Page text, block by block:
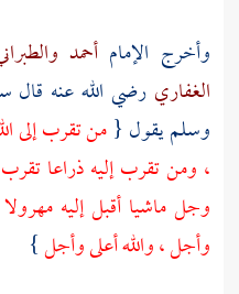
وأخرج الإمام أحمد
الغفاريرضي الله عنه قال
وسلم يقول {من تقرب إلى
، ومن تقرب إليه ذراعا تقرب
وجل ماشيا أقبل إليه
وأجل ، والله أعلى وأجل}